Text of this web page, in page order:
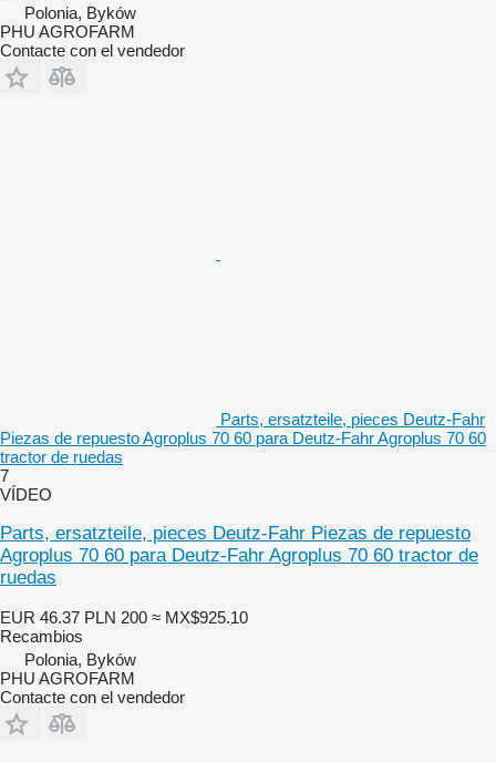
Polonia, Byków
PHU AGROFARM
Contacte con el vendedor
Parts, ersatzteile, pieces Deutz-Fahr
Piezas de repuesto Agroplus 70 60 para Deutz-Fahr Agroplus 70 60
tractor de ruedas
7
VÍDEO
Parts, ersatzteile, pieces Deutz-Fahr Piezas de repuesto
Agroplus 70 60 para Deutz-Fahr Agroplus 70 60 tractor de
ruedas
EUR 46.37 PLN 200 ≈ MX$925.10
Recambios
Polonia, Byków
PHU AGROFARM
Contacte con el vendedor